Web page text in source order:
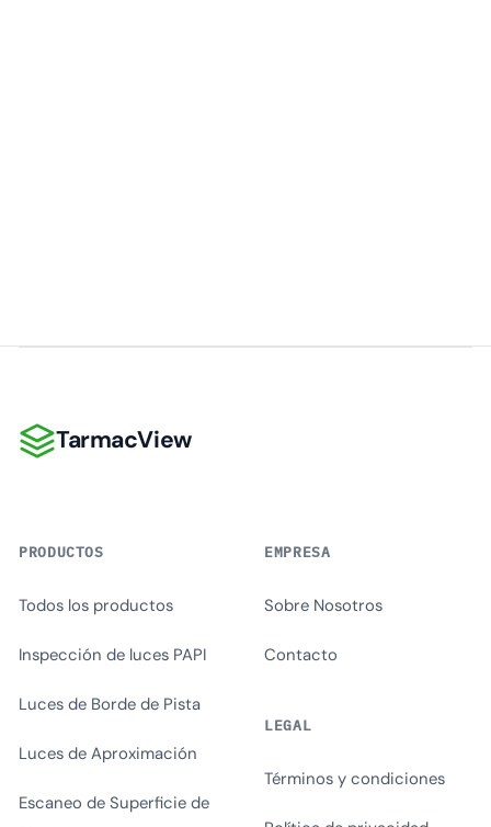
TarmacView
TarmacView
PRODUCTOS
Todos los productos
Inspección de luces PAPI
Luces de Borde de Pista
Luces de Aproximación
Escaneo de Superficie de
EMPRESA
Sobre Nosotros
Contacto
LEGAL
Términos y condiciones